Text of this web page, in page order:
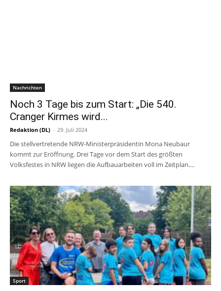
Nachrichten
Noch 3 Tage bis zum Start: „Die 540.
Cranger Kirmes wird...
Redaktion (DL) - 29. Juli 2024
Die stellvertretende NRW-Ministerpräsidentin Mona Neubaur
kommt zur Eröffnung. Drei Tage vor dem Start des größten
Volksfestes in NRW liegen die Aufbauarbeiten voll im Zeitplan....
Sport